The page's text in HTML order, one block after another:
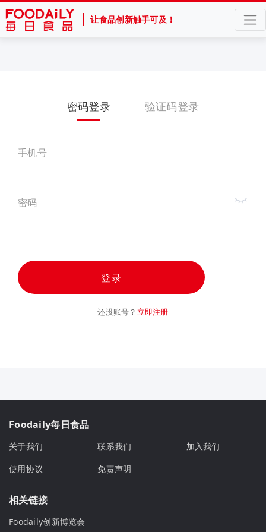
让食品创新触手可及！
密码登录 验证码登录
手机号
密码
登录
还没账号？ 立即注册
Foodaily每日食品
关于我们 联系我们
加入我们
使用协议
免责声明
相关链接
Foodaily创新博览会